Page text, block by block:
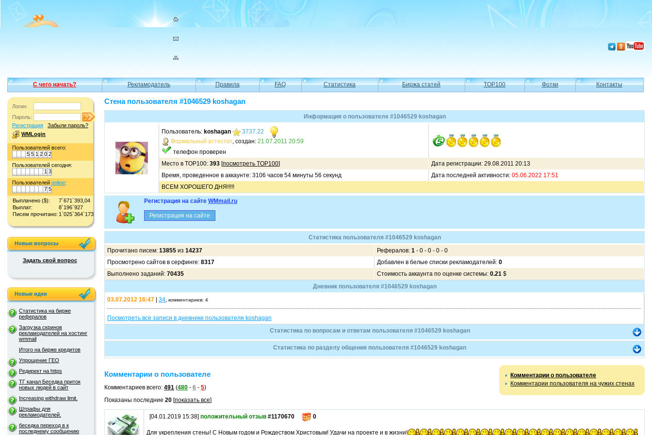
С чего начать? Рекламодатель Правила FAQ Статистика Биржа статей TOP100 Фотки Контакты
Логин:
Пароль:
Регистрация
Забыли пароль?
WMLogin
Пользователей всего:
5 5 1 2 0 2
Пользователей сегодня:
1 3
Пользователей online:
7 5
Выплачено ($):
7`671`393,04
Выплат:
8`196`927
Писем прочитано: 1`025`364`173
Новые вопросы
Задать свой вопрос
Новые идеи
Статистика на бирже
рефералов
Загрузка скринов
рекламодателей на хостинг
wmmail
Итого на бирже кредитов
Упрощение ГЕО
Редирект на https
ТГ канал Беседка приток
новых людей в сайт
Increasing withdraw limit.
Штрафы для
рекламодателей.
беседка переход в к
последнему сообщению
Стена пользователя #1046529 koshagan
Информация о пользователе #1046529 koshagan
Пользователь: koshagan
3737.22
Формальный аттестат, создан: 21.07.2011 20:59
телефон проверен
Место в TOP100: 393 [посмотреть TOP100]
Дата регистрации: 29.08.2011 20:13
Время, проведенное в аккаунте: 3106 часов 54 минуты 56 секунд
Дата последней активности: 05.06.2022 17:51
ВСЕМ ХОРОШЕГО ДНЯ!!!!!
Регистрация на сайте WMmail.ru
Статистика пользователя #1046529 koshagan
Прочитано писем: 13855 из 14237 Рефералов: 1 - 0 - 0 - 0 - 0
Просмотрено сайтов в серфинге: 8317 Добавлен в белые списки рекламодателей: 0
Выполнено заданий: 70435 Стоимость аккаунта по оценке системы: 0.21 $
Дневник пользователя #1046529 koshagan
03.07.2012 16:47
34, комментариев: 4
Посмотреть все записи в дневнике пользователя koshagan
Статистика по вопросам и ответам пользователя #1046529 koshagan
Статистика по разделу общения пользователя #1046529 koshagan
Комментарии о пользователе
Комментарии пользователя на чужих стенах
Комментарии о пользователе
Комментариев всего: 491 (480 - 6 - 5)
Показаны последние 20 [показать все]
[04.01.2019 15:38] положительный отзыв #1170670 0
Для укрепления стены! С Новым годом и Рождеством Христовым! Удачи на проекте и в жизни!